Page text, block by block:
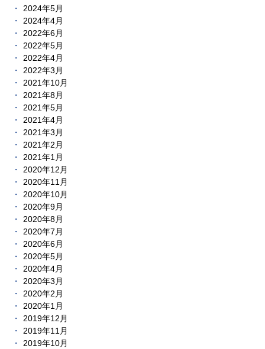
2024年5月
2024年4月
2022年6月
2022年5月
2022年4月
2022年3月
2021年10月
2021年8月
2021年5月
2021年4月
2021年3月
2021年2月
2021年1月
2020年12月
2020年11月
2020年10月
2020年9月
2020年8月
2020年7月
2020年6月
2020年5月
2020年4月
2020年3月
2020年2月
2020年1月
2019年12月
2019年11月
2019年10月